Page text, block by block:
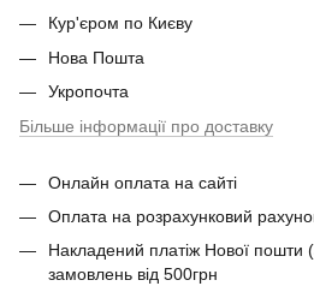
Кур'єром по Києву
Нова Пошта
Укропочта
Більше інформації про доставку
Онлайн оплата на сайті
Оплата на розрахунковий
Накладений платіж Нової пошти
замовлень від 500грн